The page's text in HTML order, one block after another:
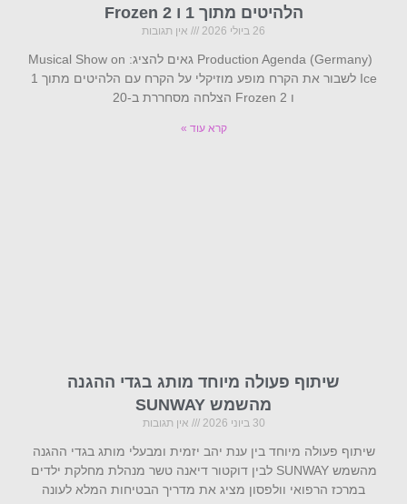
הלהיטים מתוך 1 ו Frozen 2
26 ביולי 2026 אין תגובות
Production Agenda (Germany) גאים להציג: Musical Show on
Ice לשבור את הקרח מופע מוזיקלי על הקרח עם הלהיטים מתוך 1
ו Frozen 2 הצלחה מסחררת ב-20
קרא עוד »
שיתוף פעולה מיוחד מותג בגדי ההגנה
מהשמש SUNWAY
30 ביוני 2026 אין תגובות
שיתוף פעולה מיוחד בין ענת יהב יזמית ומבעלי מותג בגדי ההגנה
מהשמש SUNWAY לבין דוקטור דיאנה טשר מנהלת מחלקת ילדים
במרכז הרפואי וולפסון מציג את מדריך הבטיחות המלא לעונה